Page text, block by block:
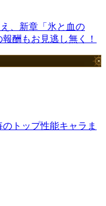
、新章「氷と血の
酬もお見逃し無く！
トップ性能キャラま